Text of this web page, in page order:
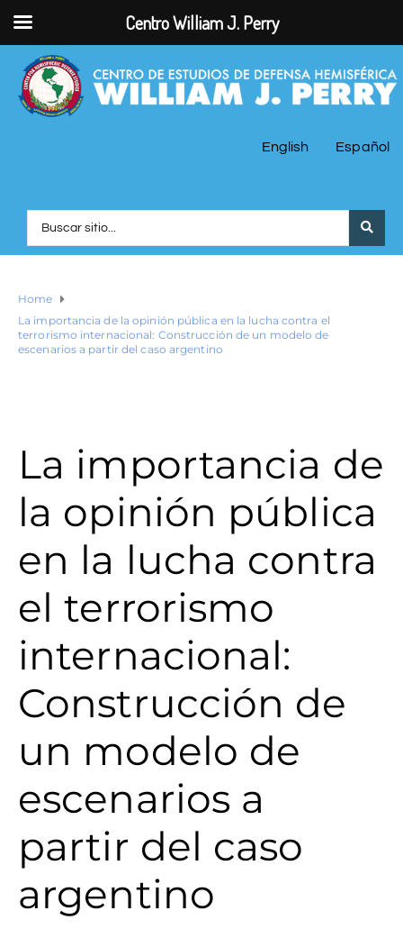
English Español
Home
La importancia de la opinión pública en la lucha contra el
terrorismo internacional: Construcción de un modelo de
escenarios a partir del caso argentino
La importancia de
la opinión pública
en la lucha contra
el terrorismo
internacional:
Construcción de
un modelo de
escenarios a
partir del caso
argentino
Centro William J. Perry